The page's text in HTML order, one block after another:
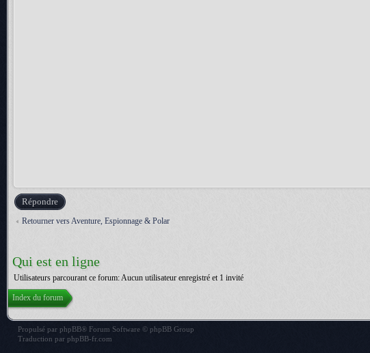
Répondre
Retourner vers Aventure, Espionnage & Polar
Qui est en ligne
Utilisateurs parcourant ce forum: Aucun utilisateur enregistré et 1 invité
Index du forum
Propulsé par phpBB® Forum Software © phpBB Group
Traduction par phpBB-fr.com